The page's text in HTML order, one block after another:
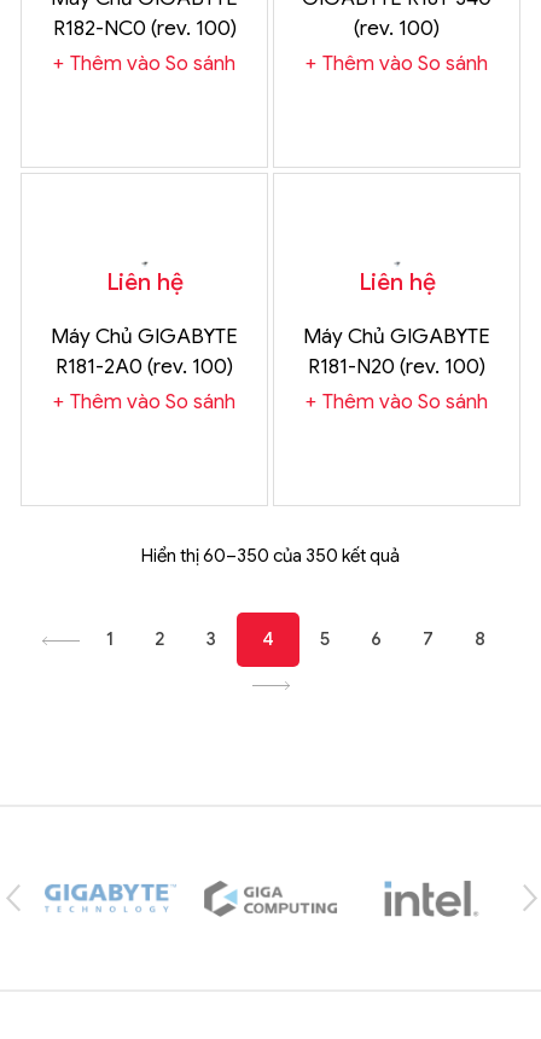
R182-NC0 (rev. 100)
Chính Hãng
Thêm vào So sánh
(rev. 100)
Thêm vào So sánh
Liên hệ
Máy Chủ GIGABYTE
R181-2A0 (rev. 100)
Chính Hãng
Thêm vào So sánh
Liên hệ
Máy Chủ GIGABYTE
R181-N20 (rev. 100)
Chính Hãng
Thêm vào So sánh
Hiển thị 60–350 của 350 kết quả
1 2 3 4 5 6 7 8